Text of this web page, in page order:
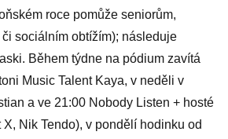
roce pomůže seniorům,
sociálním obtížím); následuje
Během týdne na pódium zavítá
Music Talent Kaya, v neděli v
a ve 21:00 Nobody Listen + hosté
Nik Tendo), v pondělí hodinku od